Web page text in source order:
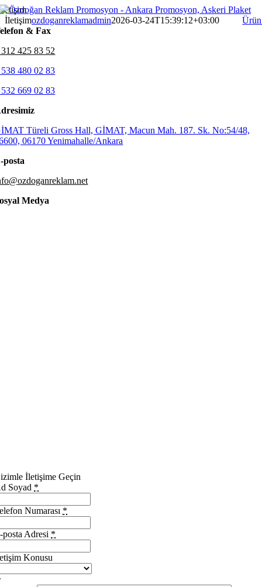
Skip
to
content
İletişim
İletişimozdoganreklamadmin2026-03-24T15:39:12+03:00
& Fax
425 83 52
480 02 83
669 02 83
Türeli Gross Hall, GİMAT, Macun Mah. 187. Sk. No:54/48,
06170 Yenimahalle/Ankara
posta
Medya
İletişime Geçin
Soyad *
Numarası *
posta Adresi *
Konusu